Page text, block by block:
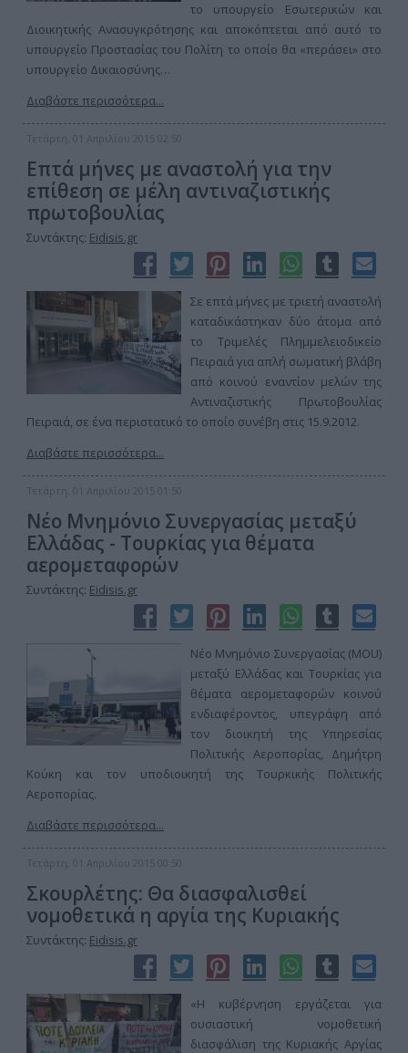
το υπουργείο Εσωτερικών και
Διοικητικής Ανασυγκρότησης και αποκόπτεται από αυτό το
υπουργείο Προστασίας του Πολίτη το οποίο θα «περάσει» στο
υπουργείο Δικαιοσύνης…
Διαβάστε περισσότερα...
Τετάρτη, 01 Απριλίου 2015 02:50
Επτά μήνες με αναστολή για την
επίθεση σε μέλη αντιναζιστικής
πρωτοβουλίας
Συντάκτης: Eidisis.gr
Σε επτά μήνες με τριετή αναστολή
καταδικάστηκαν δύο άτομα από
το Τριμελές Πλημμελειοδικείο
Πειραιά για απλή σωματική βλάβη
από κοινού εναντίον μελών της
Αντιναζιστικής Πρωτοβουλίας
Πειραιά, σε ένα περιστατικό το οποίο συνέβη στις 15.9.2012.
Διαβάστε περισσότερα...
Τετάρτη, 01 Απριλίου 2015 01:50
Νέο Μνημόνιο Συνεργασίας μεταξύ
Ελλάδας - Τουρκίας για θέματα
αερομεταφορών
Συντάκτης: Eidisis.gr
Νέο Μνημόνιο Συνεργασίας (MOU)
μεταξύ Ελλάδας και Τουρκίας για
θέματα αερομεταφορών κοινού
ενδιαφέροντος, υπεγράφη από
τον διοικητή της Υπηρεσίας
Πολιτικής Αεροπορίας, Δημήτρη
Κούκη και τον υποδιοικητή της Τουρκικής Πολιτικής
Αεροπορίας.
Διαβάστε περισσότερα...
Τετάρτη, 01 Απριλίου 2015 00:50
Σκουρλέτης: Θα διασφαλισθεί
νομοθετικά η αργία της Κυριακής
Συντάκτης: Eidisis.gr
«Η κυβέρνηση εργάζεται για
ουσιαστική νομοθετική
διασφάλιση της Κυριακής Αργίας